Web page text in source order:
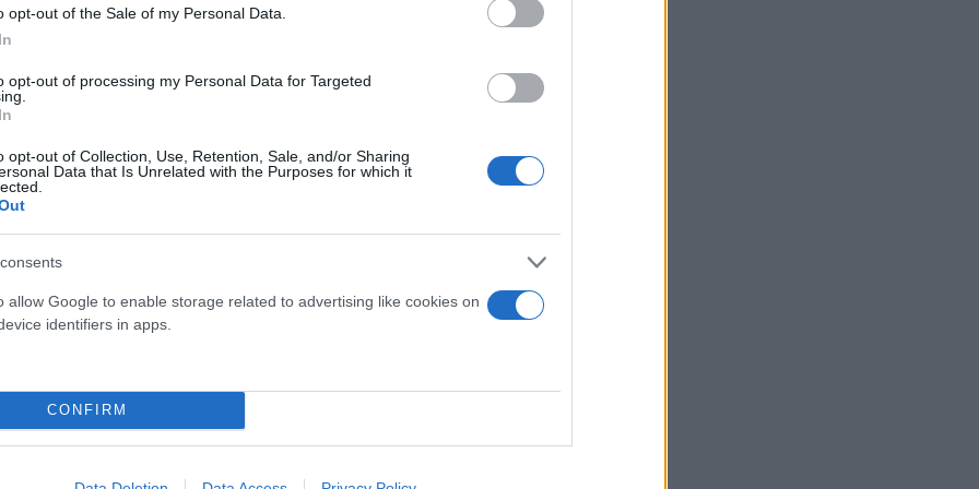
opt-out of the Sale of my Personal Data.
opt-out of processing my Personal Data for Targeted
opt-out of Collection, Use, Retention, Sale, and/or Sharing
Data that Is Unrelated with the Purposes for which it
allow Google to enable storage related to advertising like cookies on
identifiers in apps.
CONFIRM
τρίπτυχο «Καλό για τον πλανήτη», «Καλό για τους
«Σεβασμός της βιοποικιλότητας», «Προστασία του
«Προάσπιση της υγείας» και «Συμμετοχή σε διάλογο», η
δράσεις που στοχεύουν σε ένα βιώσιμο μέλλον